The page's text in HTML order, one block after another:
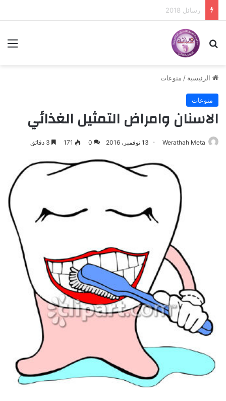
رسائل 2017
بحث عن
الرئيسية / منوعات
منوعات
الاسنان وامراض التمثيل الغذائي
Werathah Meta 13 نوفمبر، 2016 0
171